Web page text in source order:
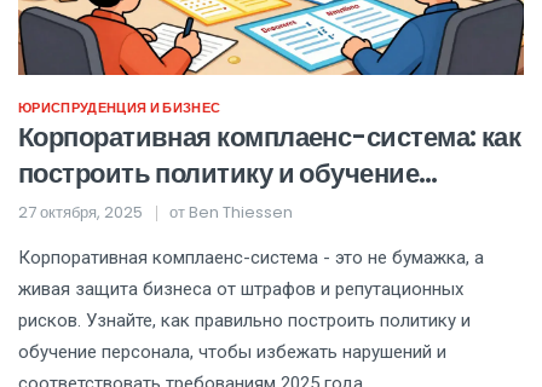
ЮРИСПРУДЕНЦИЯ И БИЗНЕС
Корпоративная комплаенс-система: как
построить политику и обучение
персонала, чтобы избежать штрафов и
репутационных рисков
27 октября, 2025 от Ben Thiessen
Корпоративная комплаенс-система - это не бумажка, а
живая защита бизнеса от штрафов и репутационных
рисков. Узнайте, как правильно построить политику и
обучение персонала, чтобы избежать нарушений и